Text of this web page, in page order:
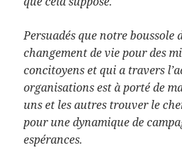
Persuadés que notre boussole
changement de vie pour des
concitoyens et qui a travers
organisations est à porté de
uns et les autres trouver le
pour une dynamique de
espérances.